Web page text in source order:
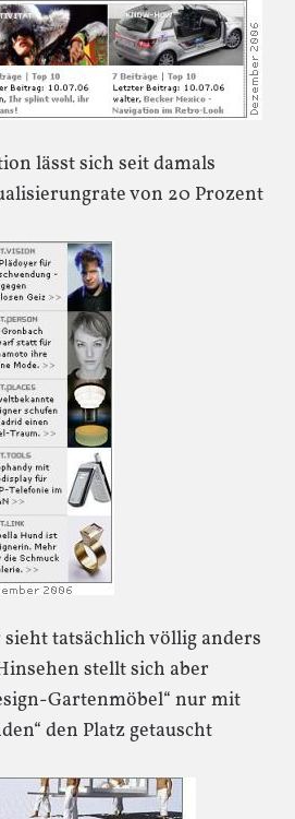
lässt sich seit damals
von 20 Prozent
tatsächlich völlig anders
stellt sich aber
Gartenmöbel“ nur mit
den Platz getauscht